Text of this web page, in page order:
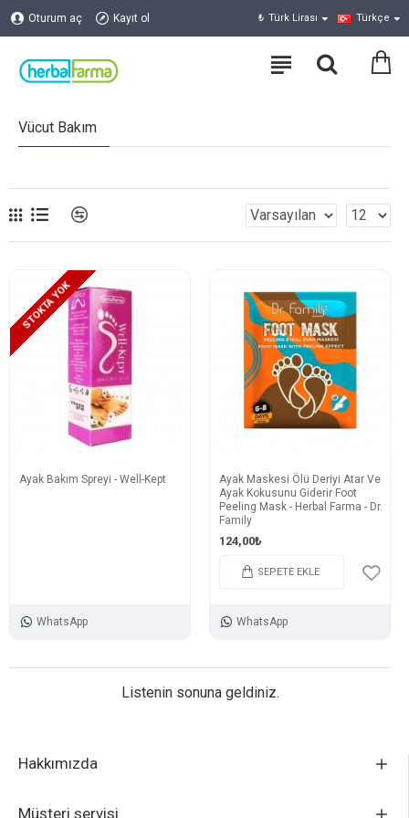
Oturum aç Kayıt ol ₺ Türk Lirası Türkçe
Vücut Bakım
STOKTA YOK
Ayak Bakım Spreyi - Well-Kept
WhatsApp
Ayak Maskesi Ölü Deriyi Atar Ve
Ayak Kokusunu Giderir Foot
Peeling Mask - Herbal Farma - Dr.
Family
124,00₺
SEPETE EKLE
WhatsApp
Listenin sonuna geldiniz.
Hakkımızda
Müşteri servisi